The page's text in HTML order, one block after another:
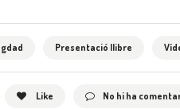
Presentació llibre
Like No hi ha